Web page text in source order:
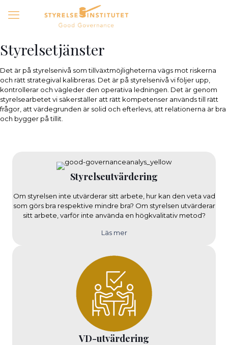
Styrelsetjänster
Det är på styrelsenivå som tillväxtmöjligheterna vägs mot riskerna
och rätt strategival kalibreras. Det är på styrelsenivå vi följer upp,
kontrollerar och vägleder den operativa ledningen. Det är genom
styrelsearbetet vi säkerställer att rätt kompetenser används till rätt
frågor, att värdegrunden är solid och efterlevs, att relationerna är bra
och bygger på tillit.
Styrelseutvärdering
Om styrelsen inte utvärderar sitt arbete, hur kan den veta vad
som görs bra respektive mindre bra? Om styrelsen utvärderar
sitt arbete, varför inte använda en högkvalitativ metod?
Läs mer
VD-utvärdering